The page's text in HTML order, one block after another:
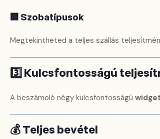
🏢 Szobatípusok
Megtekintheted a teljes szállás
3️⃣ Kulcsfontosságú
A beszámoló négy kulcsfontosságú
💰 Teljes bevétel